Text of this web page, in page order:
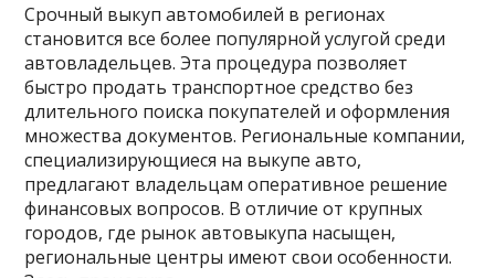
Срочный выкуп автомобилей в регионах
становится все более популярной услугой среди
автовладельцев. Эта процедура позволяет
быстро продать транспортное средство без
длительного поиска покупателей и оформления
множества документов. Региональные компании,
специализирующиеся на выкупе авто,
предлагают владельцам оперативное решение
финансовых вопросов. В отличие от крупных
городов, где рынок автовыкупа насыщен,
региональные центры имеют свои особенности.